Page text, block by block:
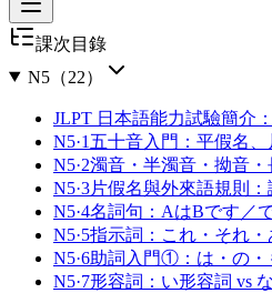
課次目錄
N5（22）
JLPT 日本語能力試驗簡介
N5·1 五十音入門：平假名
N5·2濁音・半濁音・拗音
N5·3片假名與外來語規則
N5·4名詞句：AはBです／
N5·5指示詞：これ・それ
N5·6助詞入門①：は・の・
N5·7形容詞：い形容詞 vs